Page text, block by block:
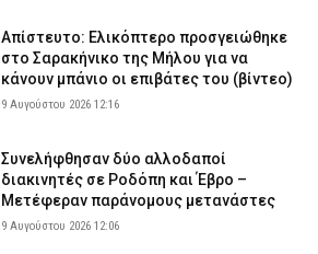
Απίστευτο: Ελικόπτερο προσγειώθηκε
στο Σαρακήνικο της Μήλου για να
κάνουν μπάνιο οι επιβάτες του (βίντεο)
9 Αυγούστου 2026 12:16
Συνελήφθησαν δύο αλλοδαποί
διακινητές σε Ροδόπη και Έβρο –
Μετέφεραν παράνομους μετανάστες
9 Αυγούστου 2026 12:06